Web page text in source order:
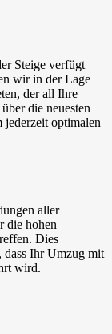
Steige verfügt
wir in der Lage
der all Ihre
die neuesten
jederzeit optimalen
aller
die hohen
Dies
dass Ihr Umzug mit
wird.